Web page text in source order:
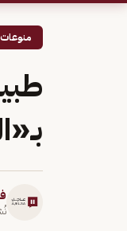
منوعات